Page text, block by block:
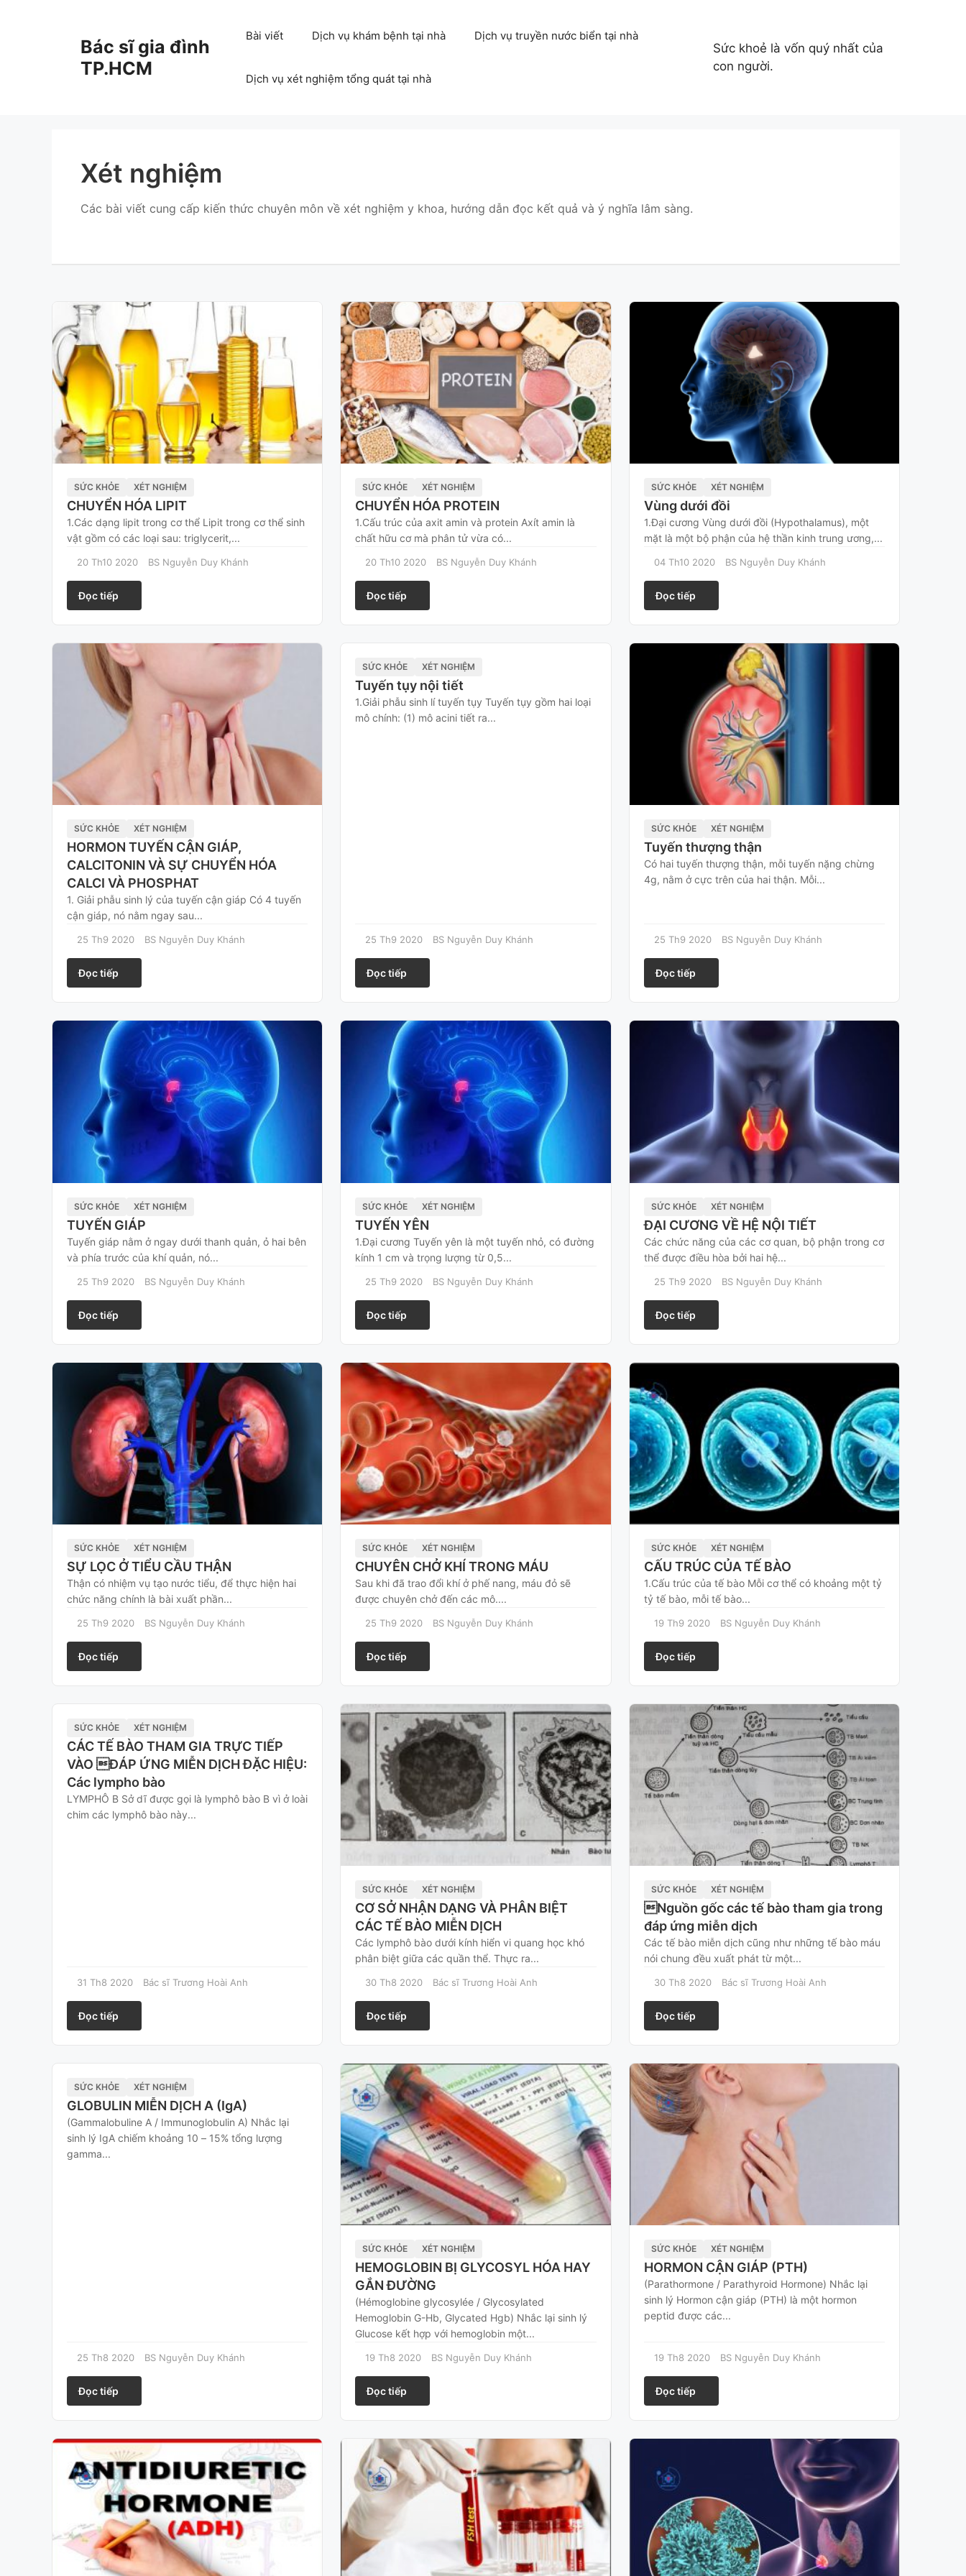
Bác sĩ gia đình
TP.HCM
Bài viết Dịch vụ khám bệnh tại nhà Dịch vụ truyền nước biển tại nhà
Dịch vụ xét nghiệm tổng quát tại nhà
Sức khoẻ là vốn quý nhất của
con người.
Xét nghiệm
Các bài viết cung cấp kiến thức chuyên môn về xét nghiệm y khoa, hướng dẫn đọc kết quả và ý nghĩa lâm sàng.
SỨC KHỎE XÉT NGHIỆM
CHUYỂN HÓA LIPIT
1.Các dạng lipit trong cơ thể Lipit trong cơ thể sinh
vật gồm có các loại sau: triglycerit,...
20 Th10 2020 BS Nguyễn Duy Khánh
Đọc tiếp
SỨC KHỎE XÉT NGHIỆM
CHUYỂN HÓA PROTEIN
1.Cấu trúc của axit amin và protein Axít amin là
chất hữu cơ mà phân tử vừa có...
20 Th10 2020 BS Nguyễn Duy Khánh
Đọc tiếp
SỨC KHỎE XÉT NGHIỆM
Vùng dưới đồi
1.Đại cương Vùng dưới đồi (Hypothalamus), một
mặt là một bộ phận của hệ thần kinh trung ương,...
04 Th10 2020 BS Nguyễn Duy Khánh
Đọc tiếp
SỨC KHỎE XÉT NGHIỆM
HORMON TUYẾN CẬN GIÁP,
CALCITONIN VÀ SỰ CHUYỂN HÓA
CALCI VÀ PHOSPHAT
1. Giải phẫu sinh lý của tuyến cận giáp Có 4 tuyến
cận giáp, nó nằm ngay sau...
25 Th9 2020 BS Nguyễn Duy Khánh
Đọc tiếp
SỨC KHỎE XÉT NGHIỆM
Tuyến tụy nội tiết
1.Giải phẫu sinh lí tuyến tụy Tuyến tụy gồm hai loại
mô chính: (1) mô acini tiết ra...
25 Th9 2020 BS Nguyễn Duy Khánh
Đọc tiếp
SỨC KHỎE XÉT NGHIỆM
Tuyến thượng thận
Có hai tuyến thượng thận, mỗi tuyến nặng chừng
4g, nằm ở cực trên của hai thận. Mỗi...
25 Th9 2020 BS Nguyễn Duy Khánh
Đọc tiếp
SỨC KHỎE XÉT NGHIỆM
TUYẾN GIÁP
Tuyến giáp nằm ở ngay dưới thanh quản, ỏ hai bên
và phía trước của khí quản, nó...
25 Th9 2020 BS Nguyễn Duy Khánh
Đọc tiếp
SỨC KHỎE XÉT NGHIỆM
TUYẾN YÊN
1.Đại cương Tuyến yên là một tuyến nhỏ, có đường
kính 1 cm và trọng lượng từ 0,5...
25 Th9 2020 BS Nguyễn Duy Khánh
Đọc tiếp
SỨC KHỎE XÉT NGHIỆM
ĐẠI CƯƠNG VỀ HỆ NỘI TIẾT
Các chức năng của các cơ quan, bộ phận trong cơ
thể được điều hòa bởi hai hệ...
25 Th9 2020 BS Nguyễn Duy Khánh
Đọc tiếp
SỨC KHỎE XÉT NGHIỆM
SỰ LỌC Ở TIỂU CẦU THẬN
Thận có nhiệm vụ tạo nước tiểu, để thực hiện hai
chức năng chính là bài xuất phần...
25 Th9 2020 BS Nguyễn Duy Khánh
Đọc tiếp
SỨC KHỎE XÉT NGHIỆM
CHUYÊN CHỞ KHÍ TRONG MÁU
Sau khi đã trao đổi khí ở phế nang, máu đỏ sẽ
được chuyên chở đến các mô....
25 Th9 2020 BS Nguyễn Duy Khánh
Đọc tiếp
SỨC KHỎE XÉT NGHIỆM
CẤU TRÚC CỦA TẾ BÀO
1.Cấu trúc của tế bào Mỗi cơ thể có khoảng một tỷ
tỷ tế bào, mỗi tế bào...
19 Th9 2020 BS Nguyễn Duy Khánh
Đọc tiếp
SỨC KHỎE XÉT NGHIỆM
CÁC TẾ BÀO THAM GIA TRỰC TIẾP
VÀO ĐÁP ỨNG MIỄN DỊCH ĐẶC HIỆU:
Các lympho bào
LYMPHÔ B Sở dĩ được gọi là lymphô bào B vì ở loài
chim các lymphô bào này...
31 Th8 2020 Bác sĩ Trương Hoài Anh
Đọc tiếp
SỨC KHỎE XÉT NGHIỆM
CƠ SỞ NHẬN DẠNG VÀ PHÂN BIỆT
CÁC TẾ BÀO MIỄN DỊCH
Các lymphô bào dưới kính hiển vi quang học khó
phân biệt giữa các quần thể. Thực ra...
30 Th8 2020 Bác sĩ Trương Hoài Anh
Đọc tiếp
SỨC KHỎE XÉT NGHIỆM
Nguồn gốc các tế bào tham gia trong
đáp ứng miễn dịch
Các tế bào miễn dịch cũng như những tế bào máu
nói chung đều xuất phát từ một...
30 Th8 2020 Bác sĩ Trương Hoài Anh
Đọc tiếp
SỨC KHỎE XÉT NGHIỆM
GLOBULIN MIỄN DỊCH A (IgA)
(Gammalobuline A / Immunoglobulin A) Nhắc lại
sinh lý IgA chiếm khoảng 10 – 15% tổng lượng
gamma...
25 Th8 2020 BS Nguyễn Duy Khánh
Đọc tiếp
SỨC KHỎE XÉT NGHIỆM
HEMOGLOBIN BỊ GLYCOSYL HÓA HAY
GẮN ĐƯỜNG
(Hémoglobine glycosylée / Glycosylated
Hemoglobin G-Hb, Glycated Hgb) Nhắc lại sinh lý
Glucose kết hợp với hemoglobin một...
19 Th8 2020 BS Nguyễn Duy Khánh
Đọc tiếp
SỨC KHỎE XÉT NGHIỆM
HORMON CẬN GIÁP (PTH)
(Parathormone / Parathyroid Hormone) Nhắc lại
sinh lý Hormon cận giáp (PTH) là một hormon
peptid được các...
19 Th8 2020 BS Nguyễn Duy Khánh
Đọc tiếp